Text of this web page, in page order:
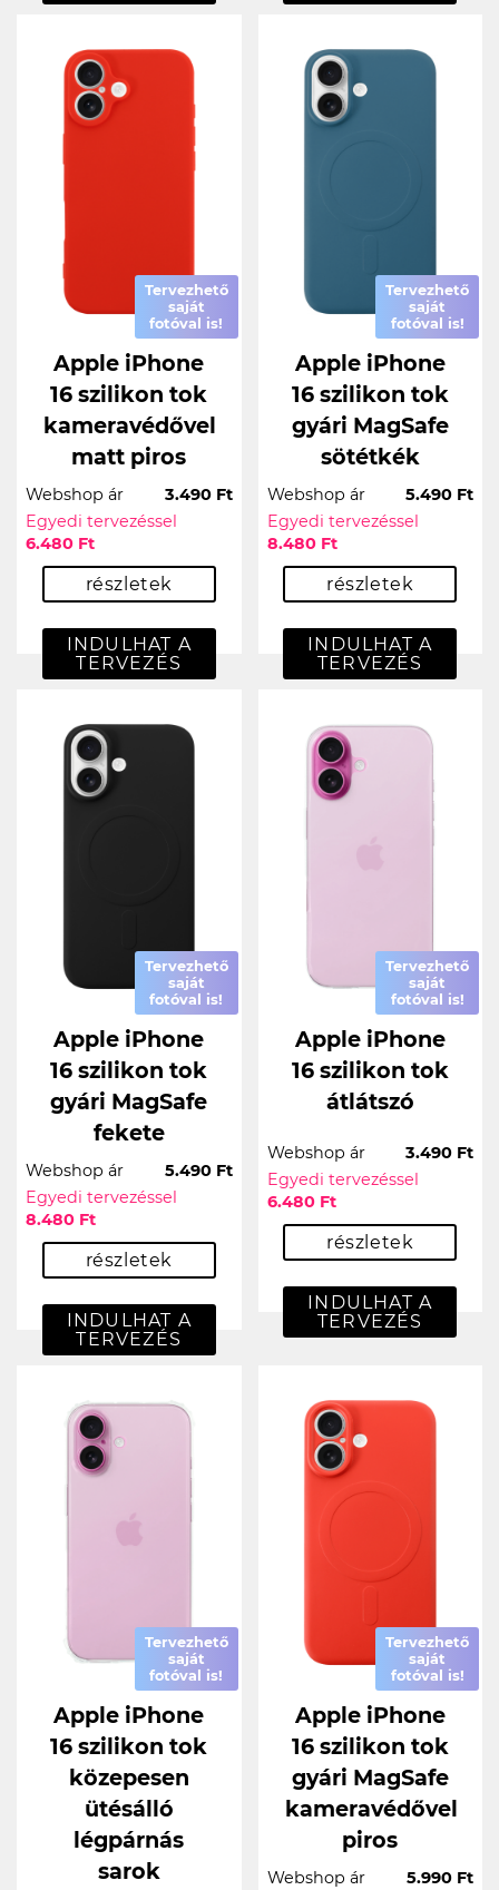
Tervezhető
saját
fotóval is!
Apple iPhone
16 szilikon tok
kameravédővel
matt piros
Webshop ár
3.490 Ft
Egyedi tervezéssel
6.480 Ft
részletek
INDULHAT A
TERVEZÉS
Tervezhető
saját
fotóval is!
Apple iPhone
16 szilikon tok
gyári MagSafe
sötétkék
Webshop ár
5.490 Ft
Egyedi tervezéssel
8.480 Ft
részletek
INDULHAT A
TERVEZÉS
Tervezhető
saját
fotóval is!
Apple iPhone
16 szilikon tok
gyári MagSafe
fekete
Webshop ár
5.490 Ft
Egyedi tervezéssel
8.480 Ft
részletek
INDULHAT A
TERVEZÉS
Tervezhető
saját
fotóval is!
Apple iPhone
16 szilikon tok
átlátszó
Webshop ár
3.490 Ft
Egyedi tervezéssel
6.480 Ft
részletek
INDULHAT A
TERVEZÉS
Tervezhető
saját
fotóval is!
Apple iPhone
16 szilikon tok
közepesen
ütésálló
légpárnás
sarok
Tervezhető
saját
fotóval is!
Apple iPhone
16 szilikon tok
gyári MagSafe
kameravédővel
piros
Webshop ár 5.990 Ft